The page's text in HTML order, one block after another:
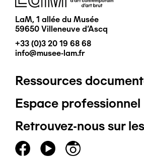
LaM, 1 allée du Musée
59650 Villeneuve d'Ascq
+33 (0)3 20 19 68 68
info@musee-lam.fr
Pied
de
page
Ressources
Espace professionnel
Retrouvez-nous sur